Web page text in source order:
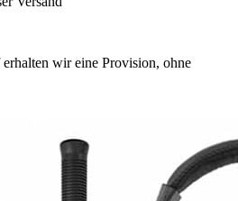
wir eine Provision, ohne